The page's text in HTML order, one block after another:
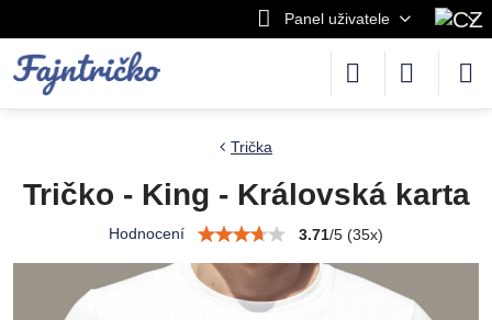
Panel uživatele
Trička
Tričko - King - Královská karta
Hodnocení 3.71/5 (35x)